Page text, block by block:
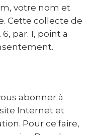
votre nom et
Cette collecte de
par. 1, point a
abonner à
Internet et
Pour ce faire,